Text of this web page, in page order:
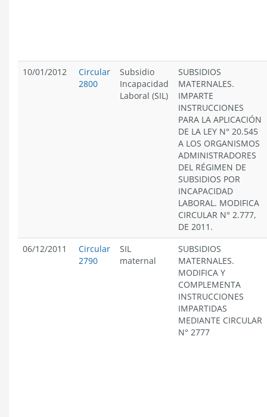
10/01/2012
Circular
2800
Subsidio
Incapacidad
Laboral (SIL)
SUBSIDIOS
MATERNALES.
IMPARTE
INSTRUCCIONES
PARA LA APLICACIÓN
DE LA LEY N° 20.545
A LOS ORGANISMOS
ADMINISTRADORES
DEL RÉGIMEN DE
SUBSIDIOS POR
INCAPACIDAD
LABORAL. MODIFICA
CIRCULAR N° 2.777,
DE 2011.
06/12/2011
Circular
2790
SIL
maternal
SUBSIDIOS
MATERNALES.
MODIFICA Y
COMPLEMENTA
INSTRUCCIONES
IMPARTIDAS
MEDIANTE CIRCULAR
N° 2777